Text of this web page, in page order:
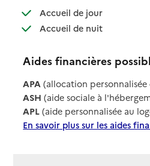
Accueil de jour: disponible
Accueil de nuit: disponible
Aides financières
APA (allocation
ASH (aide sociale à
APL (aide personnalisée au
En savoir plus sur les aides